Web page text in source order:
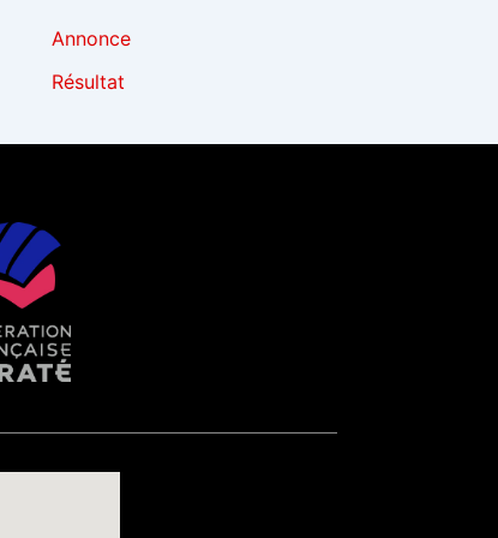
Annonce
Résultat